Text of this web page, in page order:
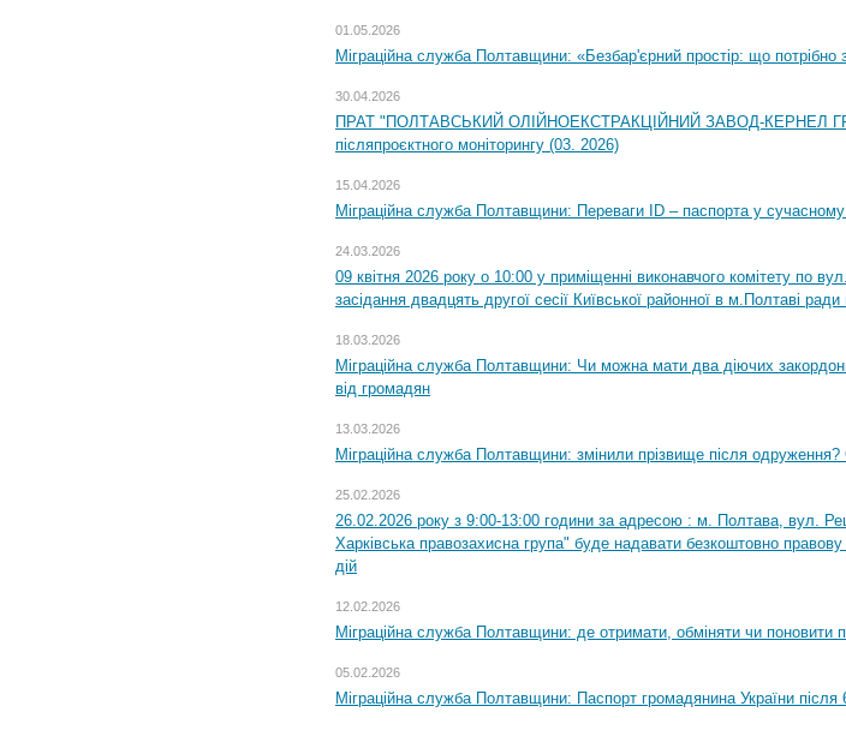
01.05.2026
Міграційна служба Полтавщини: «Безбар'єрний простір: що потрібно
30.04.2026
ПРАТ "ПОЛТАВСЬКИЙ ОЛІЙНОЕКСТРАКЦІЙНИЙ ЗАВОД-КЕРНЕЛ
післяпроєктного моніторингу (03. 2026)
15.04.2026
Міграційна служба Полтавщини: Переваги ID – паспорта у сучасному
24.03.2026
09 квітня 2026 року о 10:00 у приміщенні виконавчого комітету по
засідання двадцять другої сесії Київської районної в м.Полтаві
18.03.2026
Міграційна служба Полтавщини: Чи можна мати два діючих
від громадян
13.03.2026
Міграційна служба Полтавщини: змінили прізвище після одруження?
25.02.2026
26.02.2026 року з 9:00-13:00 години за адресою : м. Полтава, вул.
Харківська правозахисна група" буде надавати безкоштовно
дій
12.02.2026
Міграційна служба Полтавщини: де отримати, обміняти чи поновити
05.02.2026
Міграційна служба Полтавщини: Паспорт громадянина України після